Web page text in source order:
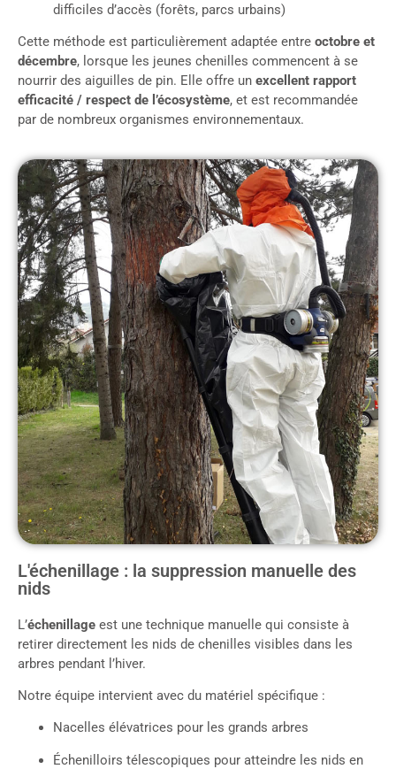
difficiles d’accès (forêts, parcs urbains)
Cette méthode est particulièrement adaptée entre octobre et
décembre, lorsque les jeunes chenilles commencent à se
nourrir des aiguilles de pin. Elle offre un excellent rapport
efficacité / respect de l’écosystème, et est recommandée
par de nombreux organismes environnementaux.
L'échenillage : la suppression manuelle des
nids
L’échenillage est une technique manuelle qui consiste à
retirer directement les nids de chenilles visibles dans les
arbres pendant l’hiver.
Notre équipe intervient avec du matériel spécifique :
Nacelles élévatrices pour les grands arbres
Échenilloirs télescopiques pour atteindre les nids en